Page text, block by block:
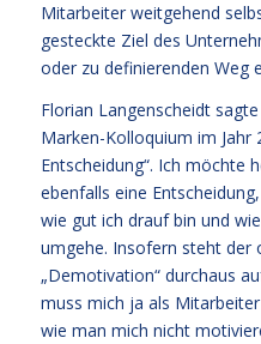
Mitarbeiter weitgehend
gesteckte Ziel des
oder zu definierenden Weg
Florian Langenscheidt
Marken-Kolloquium im Jahr
Entscheidung“. Ich möchte
ebenfalls eine
wie gut ich drauf bin und
umgehe. Insofern steht der
„Demotivation“ durchaus
muss mich ja als
wie man mich nicht